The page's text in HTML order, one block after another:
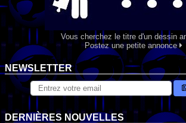
Vous cherchez le titre d'un dessin
Postez une petite annonce
NEWSLETTER
DERNIÈRES NOUVELLES